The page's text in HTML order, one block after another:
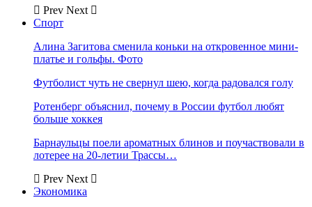
Prev Next
Спорт
Алина Загитова сменила коньки на откровенное мини-
платье и гольфы. Фото
Футболист чуть не свернул шею, когда радовался голу
Ротенберг объяснил, почему в России футбол любят
больше хоккея
Барнаульцы поели ароматных блинов и поучаствовали в
лотерее на 20-летии Трассы…
Prev Next
Экономика